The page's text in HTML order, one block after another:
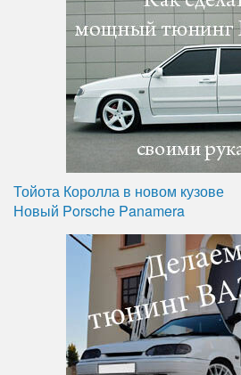
Тойота Королла в новом кузове
Новый Porsche Panamera